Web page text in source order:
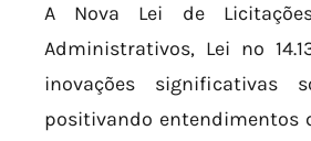
A Nova Lei de
Administrativos, Lei nº
inovações significativas
positivando entendimentos